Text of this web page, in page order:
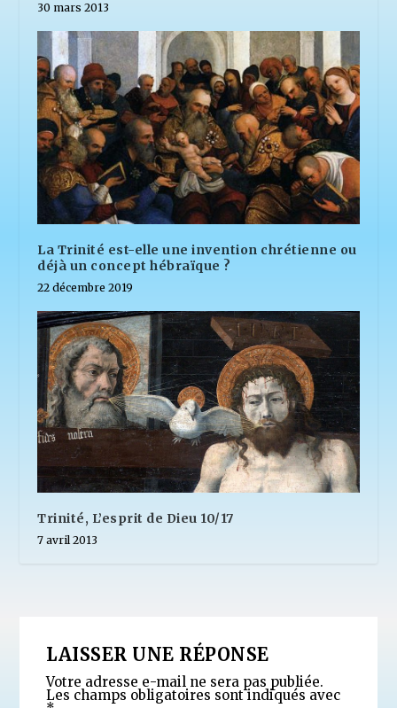
30 mars 2013
La Trinité est-elle une invention chrétienne ou
déjà un concept hébraïque ?
22 décembre 2019
Trinité, L’esprit de Dieu 10/17
7 avril 2013
LAISSER UNE RÉPONSE
Votre adresse e-mail ne sera pas publiée.
Les champs obligatoires sont indiqués avec